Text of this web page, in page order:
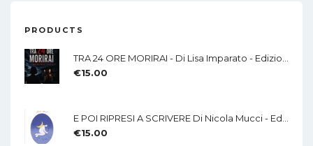
PRODUCTS
€15.00
€15.00